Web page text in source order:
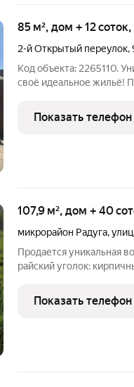
85 м², дом + 12
2-й Открытый переулок,
Код объекта: 2265110.
своё идеальное жильё!
материалов и
кв. м,
Показать телефон
107,9 м², дом + 40
микрорайон Радуга,
Продается уникальная
райский уголок:
кирпичный дом: 4
ваших идей. Гараж:
Показать телефон